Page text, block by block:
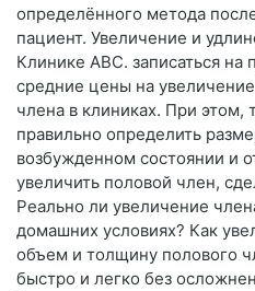
определённого метода
пациент. Увеличение и
Клинике АВС. записаться
средние цены на
члена в клиниках. При этом,
правильно определить
возбужденном состоянии и
увеличить половой член,
Реально ли увеличение
домашних условиях? Как
объем и толщину полового
быстро и легко без